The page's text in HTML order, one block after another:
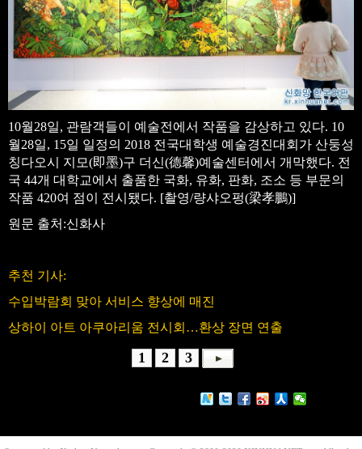
10월28일, 관람객들이 예술전에서 작품을 감상하고 있다. 10
월28일, 15일 일정의 2018 전국대학생 예술경진대회가 산둥성
칭다오시 지모(即墨)구 더신(德馨)예술센터에서 개막했다. 전
국 44개 대학교에서 출품한 국화, 유화, 판화, 조소 등 부문의
작품 420여 점이 전시됐다. [촬영/량샤오펑(梁孝鵬)]
원문 출처:신화사
추천 기사:
수입박람회 맞아 서비스 향상에 매진
상하이 아트 아쿠아리움 전시회…환상 장면 연출
1 2 3